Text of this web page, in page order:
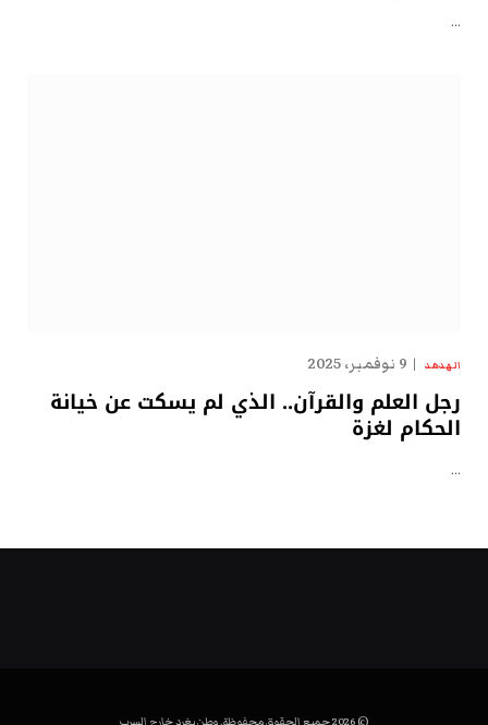
…
الهدهد 9 نوفمبر، 2025
رجل العلم والقرآن.. الذي لم يسكت عن خيانة
الحكام لغزة
…
© 2026 جميع الحقوق محفوظة. وطن يغرد خارج السرب